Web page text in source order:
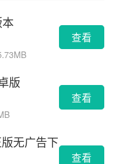
查看
版
查看
无广告下
查看